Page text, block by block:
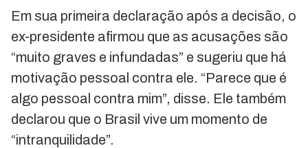
Em sua primeira declaração após a decisão, o
ex-presidente afirmou que as acusações são
“muito graves e infundadas” e sugeriu que há
motivação pessoal contra ele. “Parece que é
algo pessoal contra mim”, disse. Ele também
declarou que o Brasil vive um momento de
“intranquilidade”.